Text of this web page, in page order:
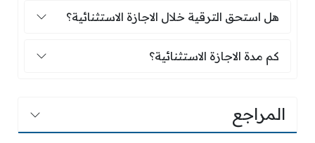
هل استحق الترقية خلال الاجازة الاستثنائية؟
هل استحق الترقية خلال الاجازة الاستثنائية؟
كم مدة الاجازة الاستثنائية؟
كم مدة الاجازة الاستثنائية؟
المراجع